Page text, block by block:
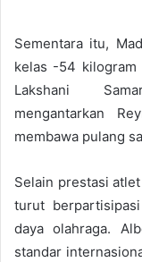
Sementara itu,
kelas -54 kilogram
Lakshani
mengantarkan
membawa pulang
Selain prestasi
turut
daya olahraga.
standar